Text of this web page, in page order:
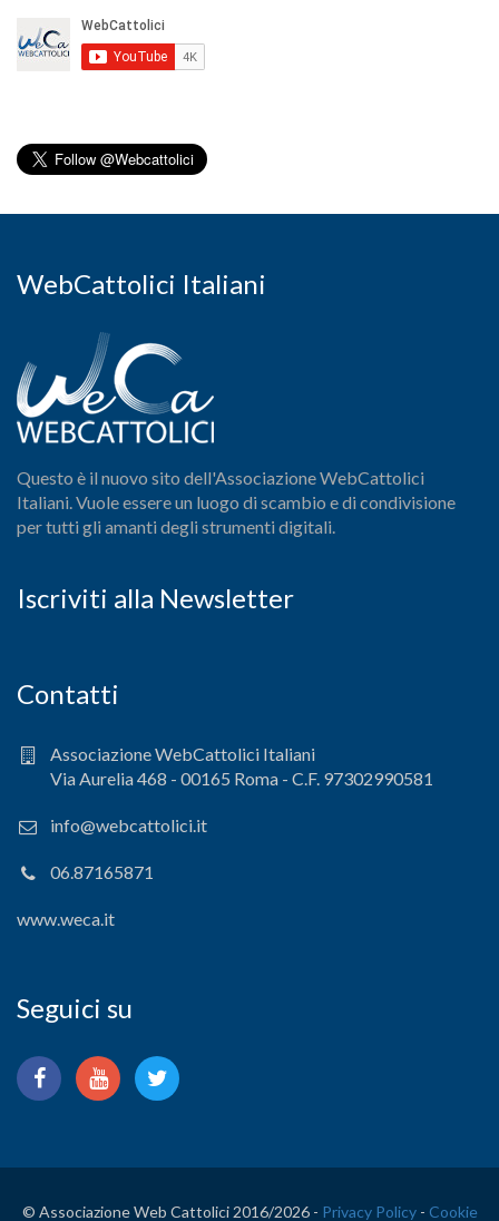
WebCattolici Italiani
Questo è il nuovo sito dell'Associazione WebCattolici
Italiani. Vuole essere un luogo di scambio e di condivisione
per tutti gli amanti degli strumenti digitali.
Iscriviti alla Newsletter
Contatti
Associazione WebCattolici Italiani
Via Aurelia 468 - 00165 Roma - C.F. 97302990581
info@webcattolici.it
06.87165871
www.weca.it
Seguici su
© Associazione Web Cattolici 2016/2026 - Privacy Policy- Cookie